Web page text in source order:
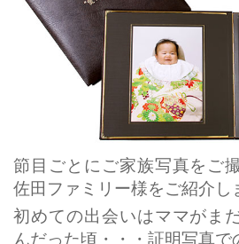
証明写真の焼
節目ごとにご家族写真をご
佐田ファミリー様をご紹介し
初めての出会いはママがま
んだった頃・・・証明写真で